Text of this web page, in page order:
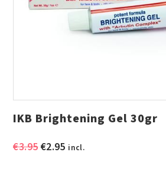
IKB Brightening Gel 30gr
€3.95Oorspronkelijke
€2.95Huidige
incl.